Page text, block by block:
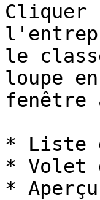
Cliquer
le
loupe
fenêtre
* Liste
* Volet
*